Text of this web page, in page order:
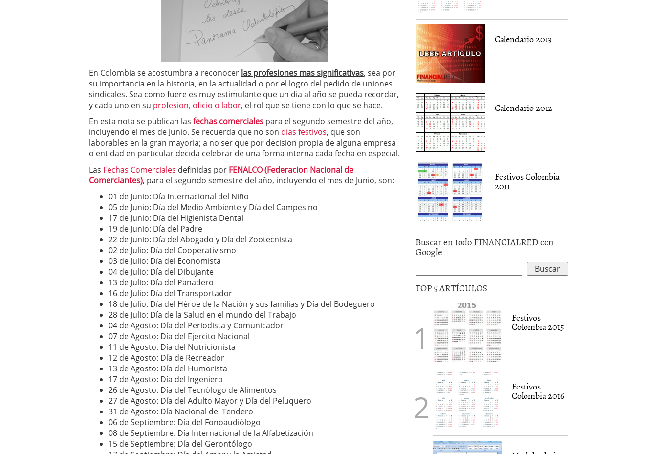
En Colombia se acostumbra a reconocer las profesiones mas significativas, sea por
su importancia en la historia, en la actualidad o por el logro del pedido de uniones
sindicales. Sea como fuere es muy estimulante que un dia al año se pueda recordar,
y cada uno en su profesion, oficio o labor, el rol que se tiene con lo que se hace.
En esta nota se publican las fechas comerciales para el segundo semestre del año,
incluyendo el mes de Junio. Se recuerda que no son dias festivos, que son
laborables en la gran mayoria; a no ser que por decision propia de alguna empresa
o entidad en particular decida celebrar de una forma interna cada fecha en especial.
Las Fechas Comerciales definidas por FENALCO (Federacion Nacional de
Comerciantes), para el segundo semestre del año, incluyendo el mes de Junio, son:
01 de Junio: Día Internacional del Niño
05 de Junio: Día del Medio Ambiente y Día del Campesino
17 de Junio: Día del Higienista Dental
19 de Junio: Día del Padre
22 de Junio: Día del Abogado y Día del Zootecnista
02 de Julio: Día del Cooperativismo
03 de Julio: Día del Economista
04 de Julio: Día del Dibujante
13 de Julio: Día del Panadero
16 de Julio: Día del Transportador
18 de Julio: Día del Héroe de la Nación y sus familias y Día del Bodeguero
28 de Julio: Día de la Salud en el mundo del Trabajo
04 de Agosto: Día del Periodista y Comunicador
07 de Agosto: Día del Ejercito Nacional
11 de Agosto: Día del Nutricionista
12 de Agosto: Día de Recreador
13 de Agosto: Día del Humorista
17 de Agosto: Día del Ingeniero
26 de Agosto: Día del Tecnólogo de Alimentos
27 de Agosto: Día del Adulto Mayor y Día del Peluquero
31 de Agosto: Día Nacional del Tendero
06 de Septiembre: Día del Fonoaudiólogo
08 de Septiembre: Día Internacional de la Alfabetización
15 de Septiembre: Día del Gerontólogo
Calendario 2013
Calendario 2012
Festivos Colombia
2011
Buscar en todo FINANCIALRED con
Google
TOP 5 ARTÍCULOS
Festivos
Colombia 2015
Festivos
Colombia 2016